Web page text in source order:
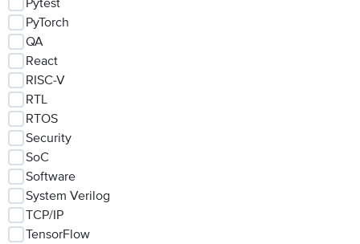
PyTorch
QA
React
RISC-V
RTL
RTOS
Security
SoC
Software
System Verilog
TCP/IP
TensorFlow